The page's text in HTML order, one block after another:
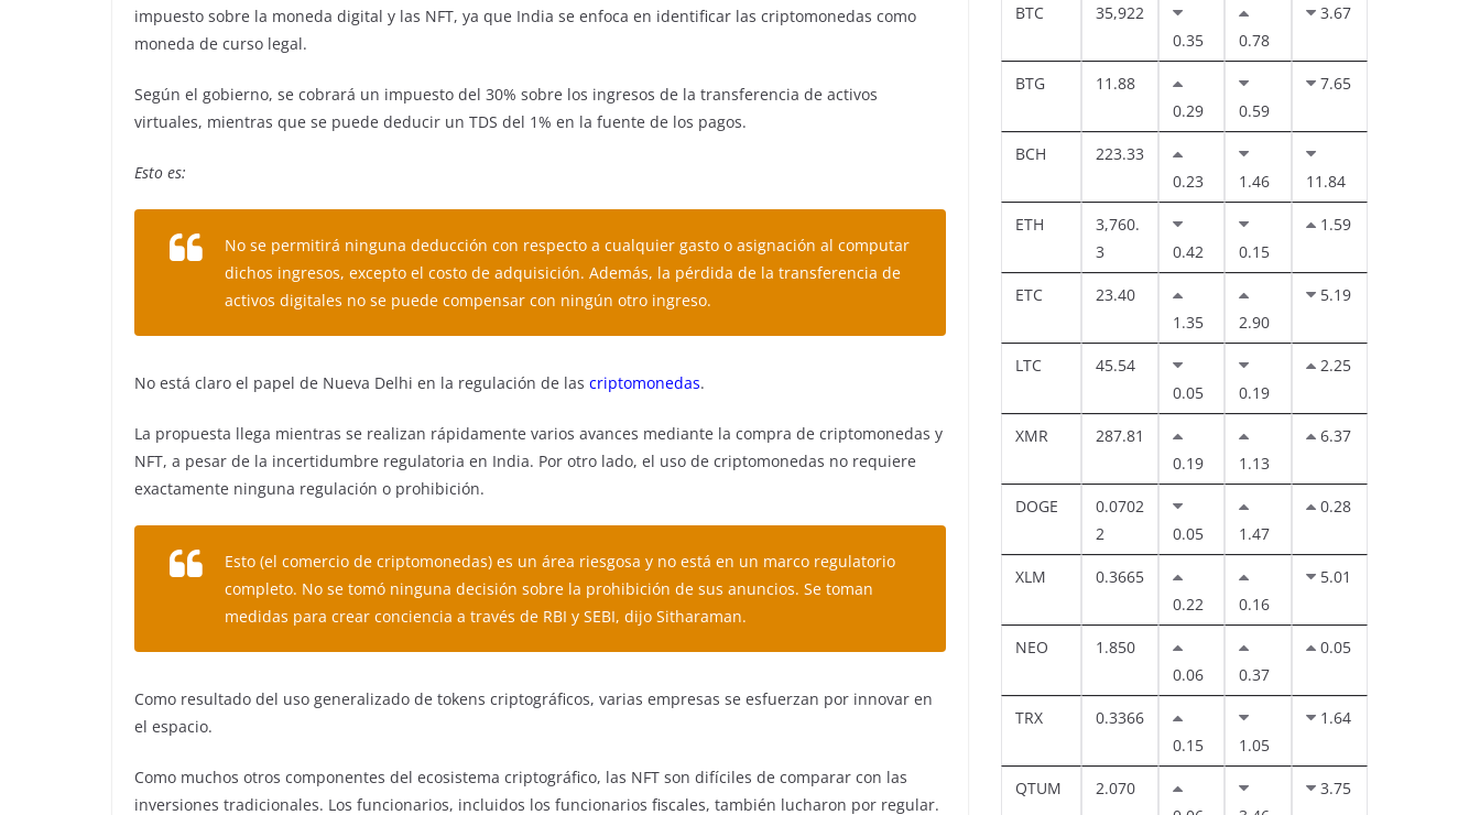
impuesto sobre la moneda digital y las NFT, ya que India se enfoca en identificar las criptomonedas como
moneda de curso legal.
Según el gobierno, se cobrará un impuesto del 30% sobre los ingresos de la transferencia de activos
virtuales, mientras que se puede deducir un TDS del 1% en la fuente de los pagos.
Esto es:
No se permitirá ninguna deducción con respecto a cualquier gasto o asignación al computar
dichos ingresos, excepto el costo de adquisición. Además, la pérdida de la transferencia de
activos digitales no se puede compensar con ningún otro ingreso.
No está claro el papel de Nueva Delhi en la regulación de las criptomonedas.
La propuesta llega mientras se realizan rápidamente varios avances mediante la compra de criptomonedas y
NFT, a pesar de la incertidumbre regulatoria en India. Por otro lado, el uso de criptomonedas no requiere
exactamente ninguna regulación o prohibición.
Esto (el comercio de criptomonedas) es un área riesgosa y no está en un marco regulatorio
completo. No se tomó ninguna decisión sobre la prohibición de sus anuncios. Se toman
medidas para crear conciencia a través de RBI y SEBI, dijo Sitharaman.
Como resultado del uso generalizado de tokens criptográficos, varias empresas se esfuerzan por innovar en
el espacio.
Como muchos otros componentes del ecosistema criptográfico, las NFT son difíciles de comparar con las
inversiones tradicionales. Los funcionarios, incluidos los funcionarios fiscales, también lucharon por regular.
BTC
35,922
0.35
0.78
3.67
BTG
11.88
0.29
0.59
7.65
BCH
223.33
0.23
1.46 11.84
ETH
3,760.
3
0.42 0.15
1.59
ETC
23.40
1.35
2.90
5.19
LTC
45.54
0.05
0.19
2.25
XMR
287.81
0.19
1.13
6.37
DOGE
0.0702
2
0.05 1.47
0.28
XLM
0.3665
0.22
0.16
5.01
NEO
1.850
0.06
0.37
0.05
TRX
0.3366
0.15
1.05
1.64
QTUM
2.070
3.75